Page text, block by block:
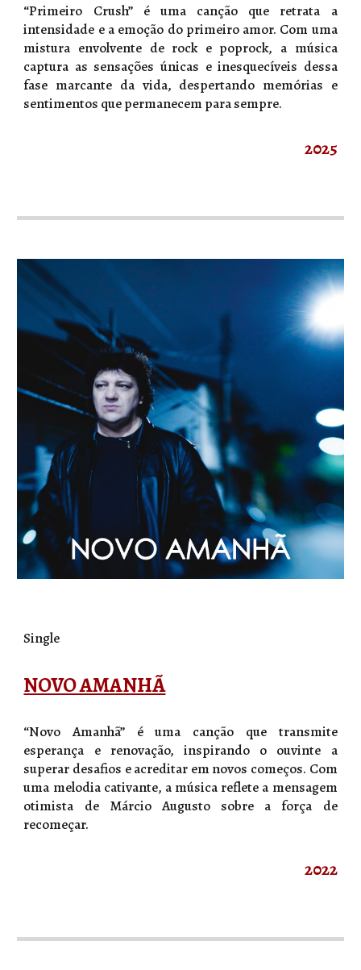
“Primeiro Crush” é uma canção que retrata a
intensidade e a emoção do primeiro amor. Com uma
mistura envolvente de rock e poprock, a música
captura as sensações únicas e inesquecíveis dessa
fase marcante da vida, despertando memórias e
sentimentos que permanecem para sempre.
2025
Single
NOVO AMANHÃ
“Novo Amanhã” é uma canção que transmite
esperança e renovação, inspirando o ouvinte a
superar desafios e acreditar em novos começos. Com
uma melodia cativante, a música reflete a mensagem
otimista de Márcio Augusto sobre a força de
recomeçar.
2022